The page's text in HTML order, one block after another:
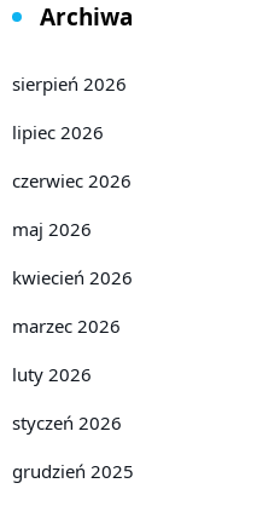
Archiwa
sierpień 2026
lipiec 2026
czerwiec 2026
maj 2026
kwiecień 2026
marzec 2026
luty 2026
styczeń 2026
grudzień 2025